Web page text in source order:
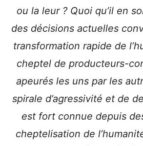
ou la leur ? Quoi qu’il en
des décisions actuelles
transformation rapide de
cheptel de producteurs-
apeurés les uns par les
spirale d’agressivité et de
est fort connue depuis
cheptelisation de